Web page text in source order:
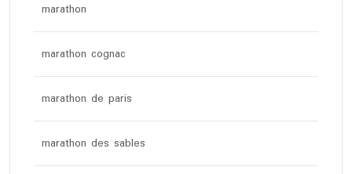
marathon
marathon cognac
marathon de paris
marathon des sables